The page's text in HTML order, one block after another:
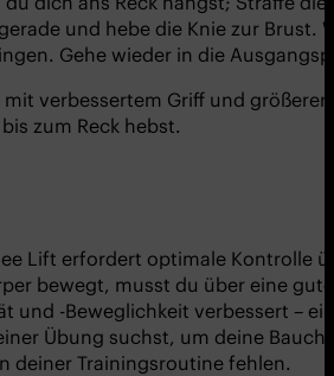
und hebe die Knie zur
Gehe wieder in die
mit verbessertem Griff und
zum Reck hebst.
Lift erfordert optimale Kontrolle
bewegt, musst du über eine
und -Beweglichkeit verbessert –
Übung suchst, um deine
deiner Trainingsroutine fehlen.